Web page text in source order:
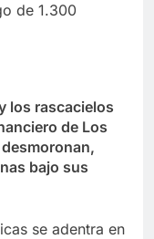
de 1.300
los rascacielos
de Los
bajo sus
se adentra en